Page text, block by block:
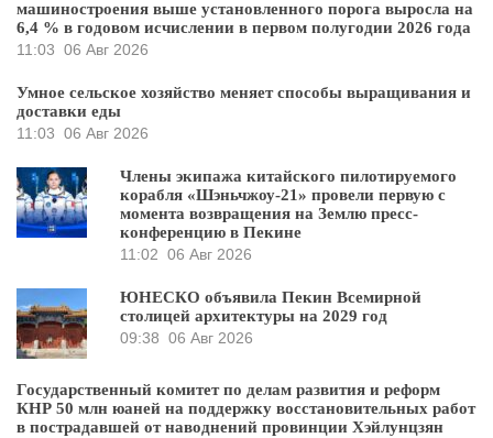
машиностроения выше установленного порога выросла на
6,4 % в годовом исчислении в первом полугодии 2026 года
11:03 06 Авг 2026
Умное сельское хозяйство меняет способы выращивания и
доставки еды
11:03 06 Авг 2026
Члены экипажа китайского пилотируемого
корабля «Шэньчжоу-21» провели первую с
момента возвращения на Землю пресс-
конференцию в Пекине
11:02 06 Авг 2026
ЮНЕСКО объявила Пекин Всемирной
столицей архитектуры на 2029 год
09:38 06 Авг 2026
Государственный комитет по делам развития и реформ
КНР 50 млн юаней на поддержку восстановительных работ
в пострадавшей от наводнений провинции Хэйлунцзян